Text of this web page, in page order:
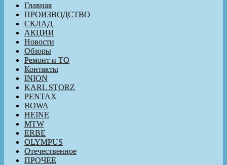
Главная
ПРОИЗВОДСТВО
СКЛАД
АКЦИИ
Новости
Обзоры
Ремонт и ТО
Контакты
INION
KARL STORZ
PENTAX
BOWA
HEINE
MTW
ERBE
OLYMPUS
Отечественное
ПРОЧЕЕ